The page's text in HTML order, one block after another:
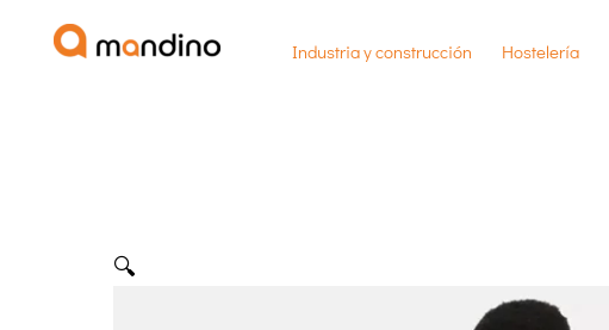
Industria y construcción Hostelería
🔍